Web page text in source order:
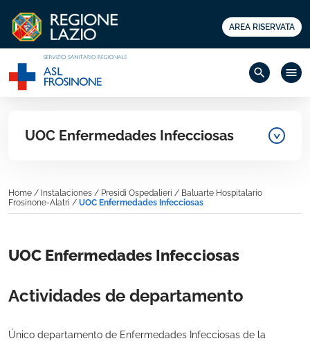
AREA RISERVATA
search menu
UOC Enfermedades Infecciosas
Home / Instalaciones / Presidi Ospedalieri / Baluarte Hospitalario
Frosinone-Alatri / UOC Enfermedades Infecciosas
UOC Enfermedades Infecciosas
Actividades de departamento
Único departamento de Enfermedades Infecciosas de la